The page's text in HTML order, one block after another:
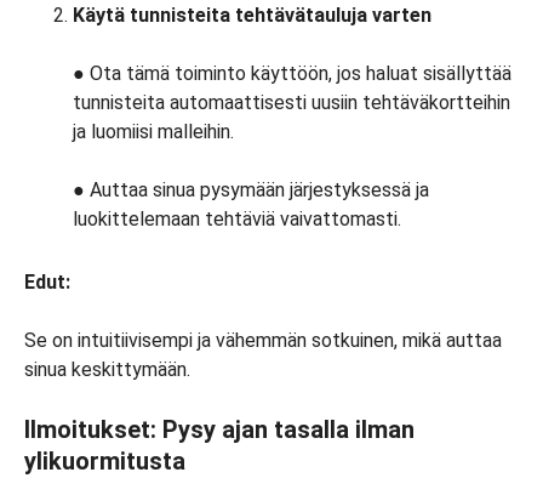
Käytä tunnisteita tehtävätauluja varten
● Ota tämä toiminto käyttöön, jos haluat sisällyttää
tunnisteita automaattisesti uusiin tehtäväkortteihin
ja luomiisi malleihin.
● Auttaa sinua pysymään järjestyksessä ja
luokittelemaan tehtäviä vaivattomasti.
Edut:
Se on intuitiivisempi ja vähemmän sotkuinen, mikä auttaa
sinua keskittymään.
Ilmoitukset: Pysy ajan tasalla ilman
ylikuormitusta